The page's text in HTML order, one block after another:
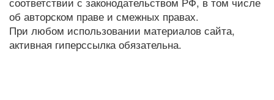
об авторском праве и смежных правах.
При любом использовании материалов сайта,
активная гиперссылка обязательна.